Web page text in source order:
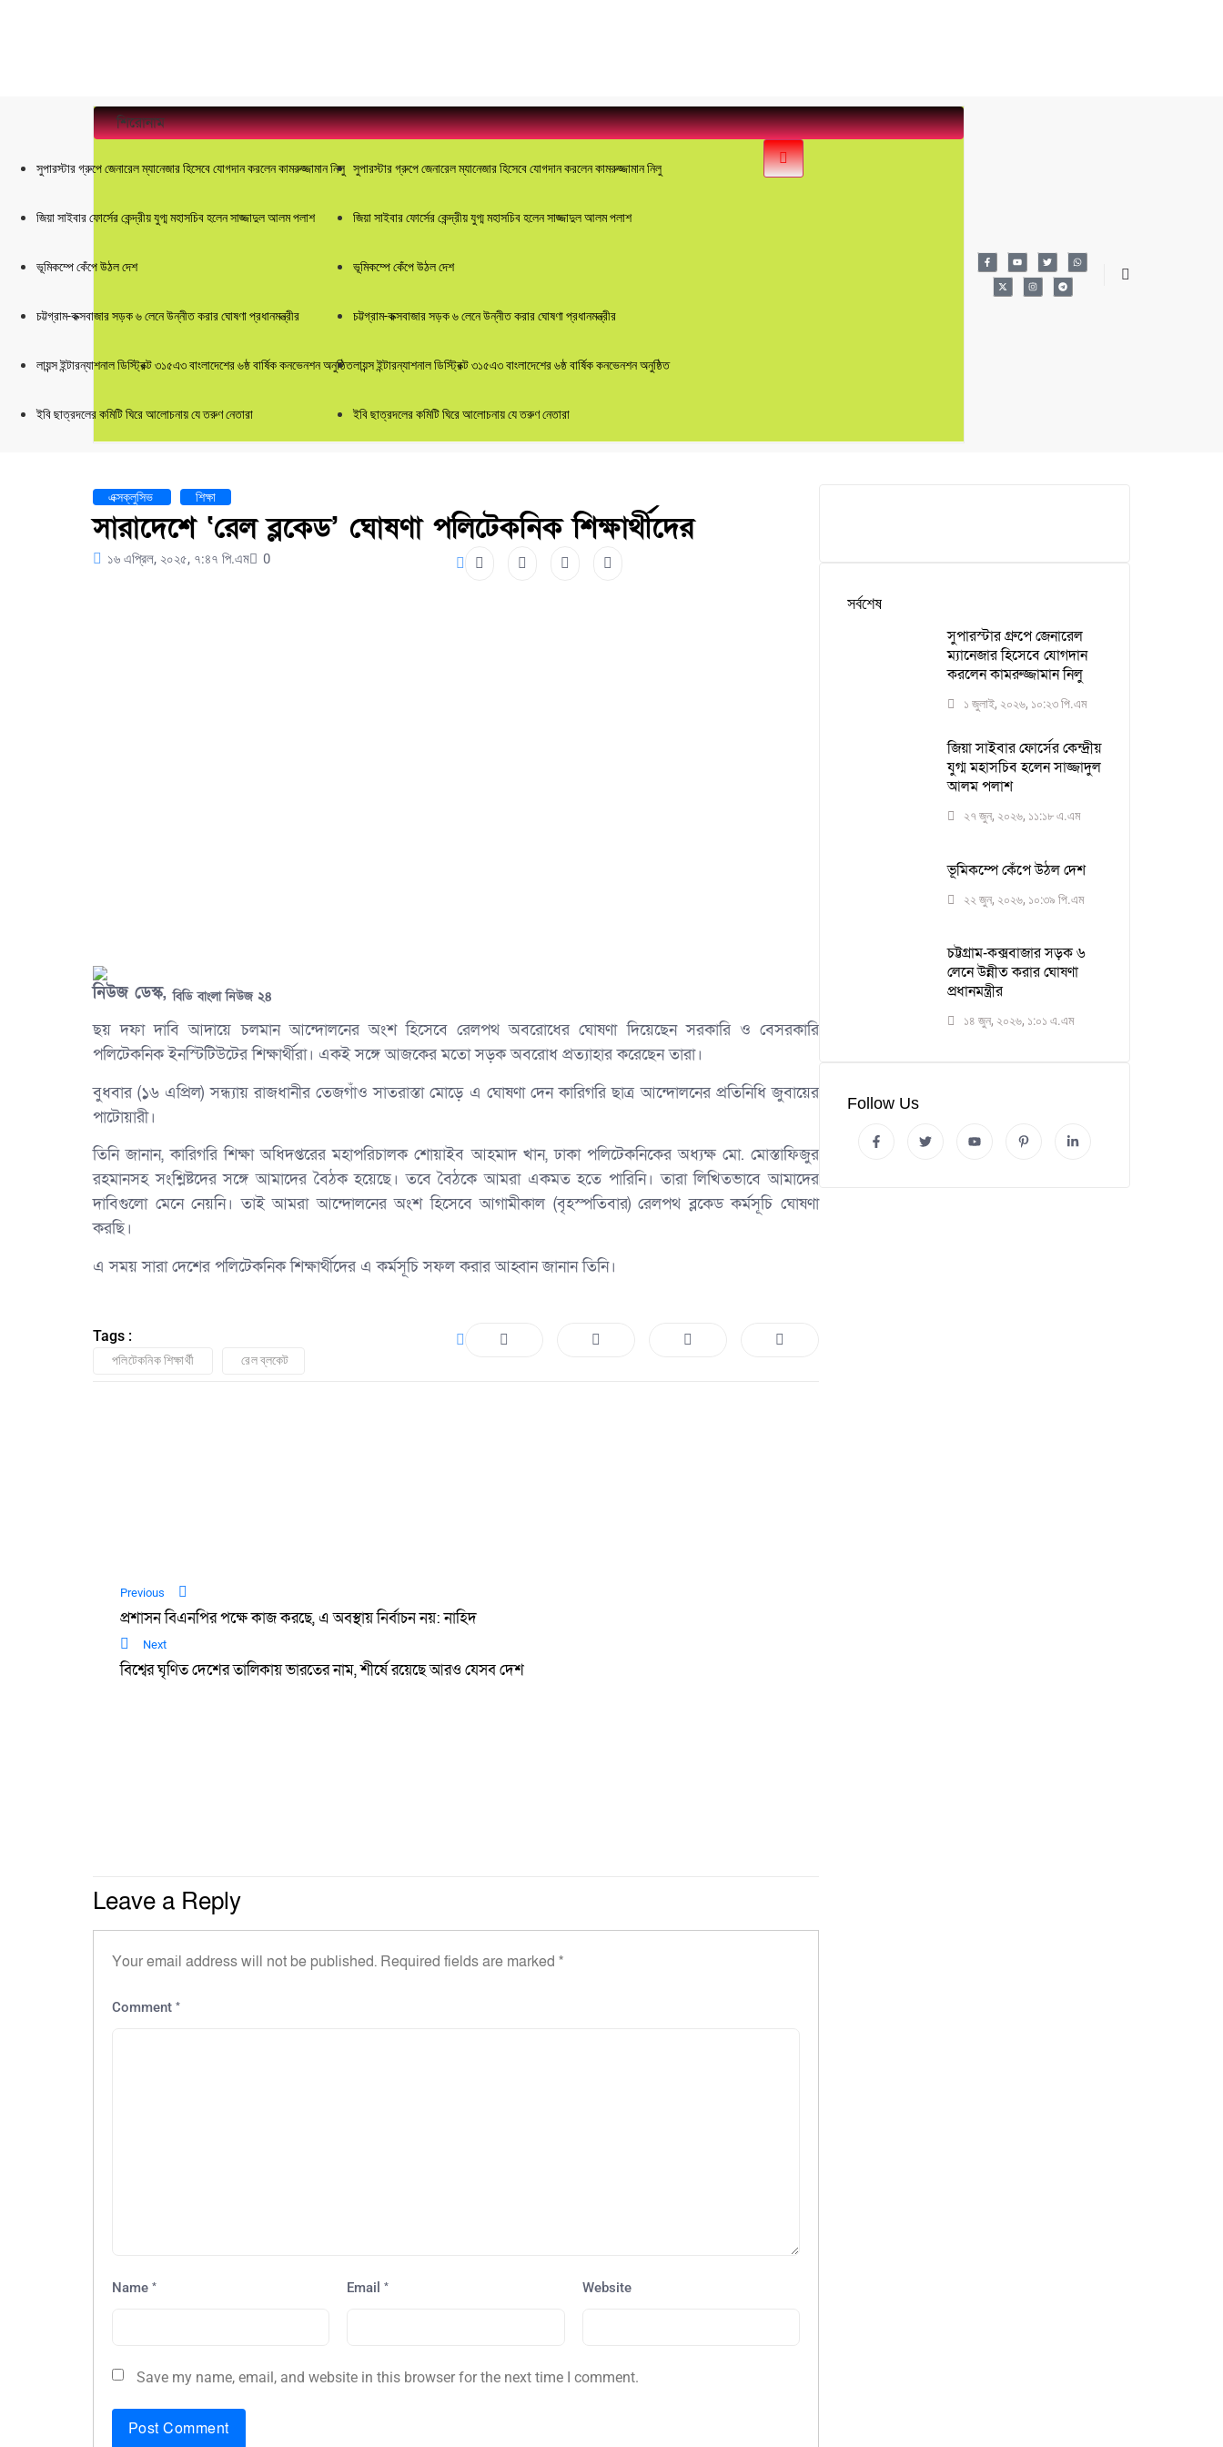
শিরোনাম
সুপারস্টার গ্রুপে জেনারেল ম্যানেজার হিসেবে যোগদান করলেন কামরুজ্জামান নিলু
জিয়া সাইবার ফোর্সের কেন্দ্রীয় যুগ্ম মহাসচিব হলেন সাজ্জাদুল আলম পলাশ
ভূমিকম্পে কেঁপে উঠল দেশ
চট্টগ্রাম-কক্সবাজার সড়ক ৬ লেনে উন্নীত করার ঘোষণা প্রধানমন্ত্রীর
লায়ন্স ইন্টারন্যাশনাল ডিস্ট্রিক্ট ৩১৫এ৩ বাংলাদেশের ৬ষ্ঠ বার্ষিক কনভেনশন অনুষ্ঠিত
ইবি ছাত্রদলের কমিটি ঘিরে আলোচনায় যে তরুণ নেতারা
সুপারস্টার গ্রুপে জেনারেল ম্যানেজার হিসেবে যোগদান করলেন কামরুজ্জামান নিলু
জিয়া সাইবার ফোর্সের কেন্দ্রীয় যুগ্ম মহাসচিব হলেন সাজ্জাদুল আলম পলাশ
ভূমিকম্পে কেঁপে উঠল দেশ
চট্টগ্রাম-কক্সবাজার সড়ক ৬ লেনে উন্নীত করার ঘোষণা প্রধানমন্ত্রীর
লায়ন্স ইন্টারন্যাশনাল ডিস্ট্রিক্ট ৩১৫এ৩ বাংলাদেশের ৬ষ্ঠ বার্ষিক কনভেনশন অনুষ্ঠিত
ইবি ছাত্রদলের কমিটি ঘিরে আলোচনায় যে তরুণ নেতারা
এক্সক্লুসিভ শিক্ষা
সারাদেশে ‘রেল ব্লকেড’ ঘোষণা পলিটেকনিক শিক্ষার্থীদের
১৬ এপ্রিল, ২০২৫, ৭:৪৭ পি.এম 0
নিউজ ডেস্ক,বিডি বাংলা নিউজ ২৪
ছয় দফা দাবি আদায়ে চলমান আন্দোলনের অংশ হিসেবে রেলপথ অবরোধের ঘোষণা দিয়েছেন সরকারি ও বেসরকারি
পলিটেকনিক ইনস্টিটিউটের শিক্ষার্থীরা। একই সঙ্গে আজকের মতো সড়ক অবরোধ প্রত্যাহার করেছেন তারা।
বুধবার (১৬ এপ্রিল) সন্ধ্যায় রাজধানীর তেজগাঁও সাতরাস্তা মোড়ে এ ঘোষণা দেন কারিগরি ছাত্র আন্দোলনের প্রতিনিধি জুবায়ের
পাটোয়ারী।
তিনি জানান, কারিগরি শিক্ষা অধিদপ্তরের মহাপরিচালক শোয়াইব আহমাদ খান, ঢাকা পলিটেকনিকের অধ্যক্ষ মো. মোস্তাফিজুর
রহমানসহ সংশ্লিষ্টদের সঙ্গে আমাদের বৈঠক হয়েছে। তবে বৈঠকে আমরা একমত হতে পারিনি। তারা লিখিতভাবে আমাদের
দাবিগুলো মেনে নেয়নি। তাই আমরা আন্দোলনের অংশ হিসেবে আগামীকাল (বৃহস্পতিবার) রেলপথ ব্লকেড কর্মসূচি ঘোষণা
করছি।
এ সময় সারা দেশের পলিটেকনিক শিক্ষার্থীদের এ কর্মসূচি সফল করার আহ্বান জানান তিনি।
Tags :
পলিটেকনিক শিক্ষার্থী রেল ব্লকেট
Previous
প্রশাসন বিএনপির পক্ষে কাজ করছে, এ অবস্থায় নির্বাচন নয়: নাহিদ
Next
বিশ্বের ঘৃণিত দেশের তালিকায় ভারতের নাম, শীর্ষে রয়েছে আরও যেসব দেশ
Leave a Reply
Your email address will not be published. Required fields are marked *
Comment *
Name * Email* Website
Save my name, email, and website in this browser for the next time I comment.
সর্বশেষ
সুপারস্টার গ্রুপে জেনারেল
ম্যানেজার হিসেবে যোগদান
করলেন কামরুজ্জামান নিলু
১ জুলাই, ২০২৬, ১০:২৩ পি.এম
জিয়া সাইবার ফোর্সের কেন্দ্রীয়
যুগ্ম মহাসচিব হলেন সাজ্জাদুল
আলম পলাশ
২৭ জুন, ২০২৬, ১১:১৮ এ.এম
ভূমিকম্পে কেঁপে উঠল দেশ
২২ জুন, ২০২৬, ১০:৩৯ পি.এম
চট্টগ্রাম-কক্সবাজার সড়ক ৬
লেনে উন্নীত করার ঘোষণা
প্রধানমন্ত্রীর
১৪ জুন, ২০২৬, ১:০১ এ.এম
Follow Us